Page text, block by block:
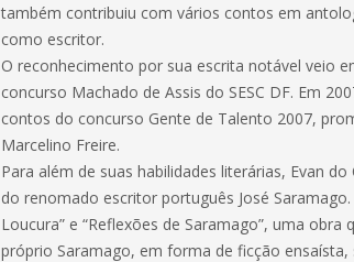
também contribuiu com vários contos em
como escritor.
O reconhecimento por sua escrita notável veio
concurso Machado de Assis do SESC DF. Em
contos do concurso Gente de Talento 2007,
Marcelino Freire.
Para além de suas habilidades literárias, Evan
do renomado escritor português José
Loucura” e “Reflexões de Saramago”, uma
próprio Saramago, em forma de ficção